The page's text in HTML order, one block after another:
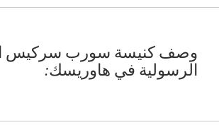
وصف كنيسة سورب سركيس
الرسولية في هاوريسك: